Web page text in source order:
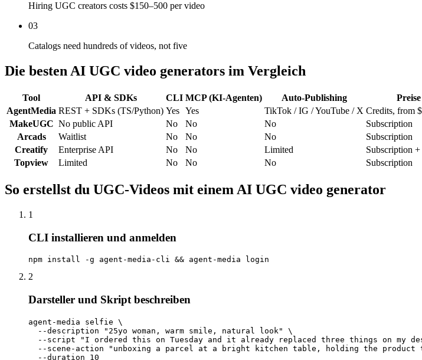
Hiring UGC creators costs $150–500 per video
03
Catalogs need hundreds of videos, not five
Die besten AI UGC video generators im Vergleich
Tool API & SDKs CLI MCP (KI-Agenten) Auto-Publishing
Preise
AgentMedia REST + SDKs (TS/Python) Yes Yes TikTok / IG / YouTube / X Credits, from
MakeUGC No public API No No No
Subscription
Arcads
Waitlist No No No
Subscription
Creatify
Enterprise API No No Limited
Subscription
Topview
Limited No No No Subscription
So erstellst du UGC-Videos mit einem AI UGC video generator
1
CLI installieren und anmelden
npm install -g agent-media-cli && agent-media login
2
Darsteller und Skript beschreiben
agent-media selfie \
  --description "25yo woman, warm smile, natural look" \
--script "I ordered this on Tuesday and it already replaced three things on my
--scene-action "unboxing a parcel at a bright kitchen table, holding the product
  --duration 10